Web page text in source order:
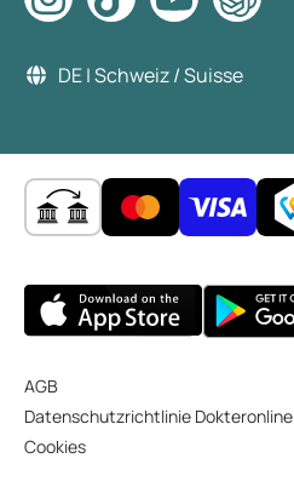
DE | Schweiz / Suisse
AGB
Datenschutzrichtlinie Dokteronline
Cookies